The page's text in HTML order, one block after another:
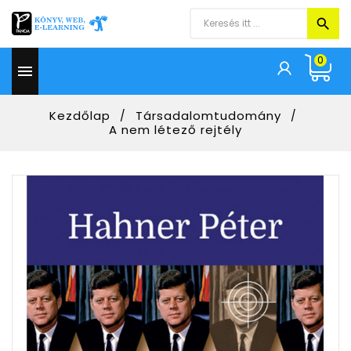

0
Kezdőlap
Társadalomtudomány
A nem létező rejtély